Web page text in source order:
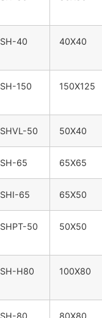
SH-40 40X40
SH-150 150X125
SHVL-50 50X40
SH-65 65X65
SHI-65 65X50
SHPT-50 50X50
SH-H80 100X80
SH-80 80X80